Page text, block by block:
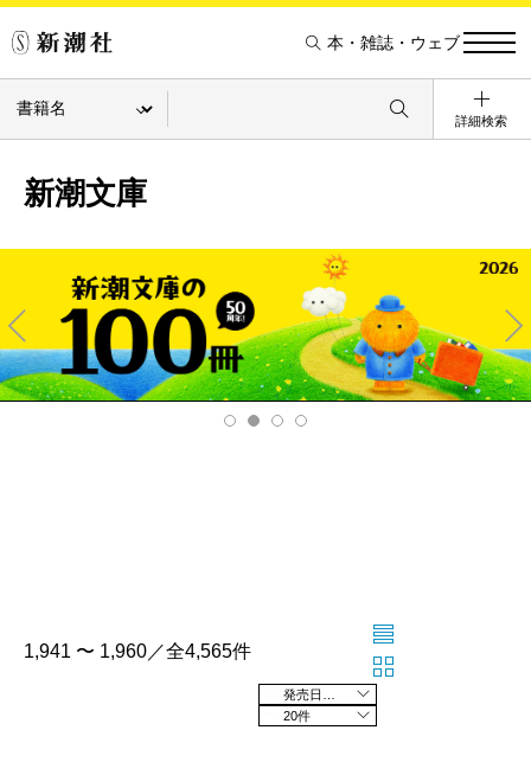
本・雑誌・ウェブ
詳細検索
新潮文庫
Pre
v
Ne
xt
1,941 〜 1,960／全4,565件
20件